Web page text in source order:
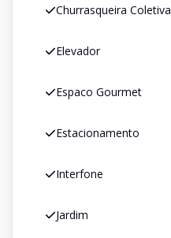
Churrasqueira Coletiva
Elevador
Espaco Gourmet
Estacionamento
Interfone
Jardim